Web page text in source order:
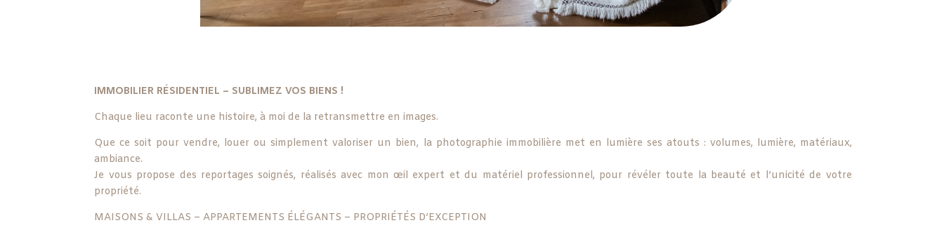
IMMOBILIER RÉSIDENTIEL – SUBLIMEZ VOS BIENS !
Chaque lieu raconte une histoire, à moi de la retransmettre en images.
Que ce soit pour vendre, louer ou simplement valoriser un bien, la photographie immobilière met en lumière ses atouts : volumes, lumière, matériaux,
ambiance.
Je vous propose des reportages soignés, réalisés avec mon œil expert et du matériel professionnel, pour révéler toute la beauté et l’unicité de votre
propriété.
MAISONS & VILLAS – APPARTEMENTS ÉLÉGANTS – PROPRIÉTÉS D’EXCEPTION